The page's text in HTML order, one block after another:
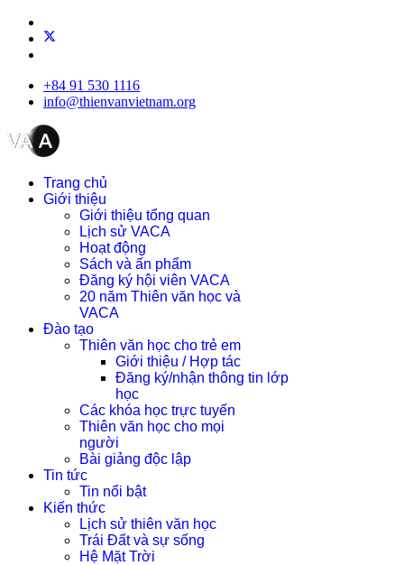
+84 91 530 1116
info@thienvanvietnam.org
Trang chủ
Giới thiệu
Giới thiệu tổng quan
Lịch sử VACA
Hoạt động
Sách và ấn phẩm
Đăng ký hội viên VACA
20 năm Thiên văn học và
VACA
Đào tạo
Thiên văn học cho trẻ em
Giới thiệu / Hợp tác
Đăng ký/nhận thông tin lớp
học
Các khóa học trực tuyến
Thiên văn học cho mọi
người
Bài giảng độc lập
Tin tức
Tin nổi bật
Kiến thức
Lịch sử thiên văn học
Trái Đất và sự sống
Hệ Mặt Trời